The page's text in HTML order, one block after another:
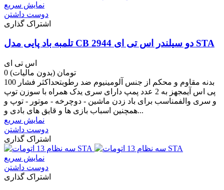
نمایش سریع
دوست داشتن
اشتراک گذاری
تلمبه باد پایی مدل CB 2944 دو سیلندر اس تی ای STA
اس تی ای
0 تومان (بدون مالیات)
بدنه مقاوم و محکم از جنس آلومینیوم ضد رطوبتحداکثر فشار 100
پی اس آیمجهز به 2 عدد پمپ دارای سری یدک همراه با سوزن توپ
و سری والفمناسب برای باد زدن ماشین - دوچرخه - موتور - توپ و
همچنین اسباب بازی ها و قایق های بادی و...
نمایش سریع
دوست داشتن
اشتراک گذاری
نمایش سریع
دوست داشتن
اشتراک گذاری